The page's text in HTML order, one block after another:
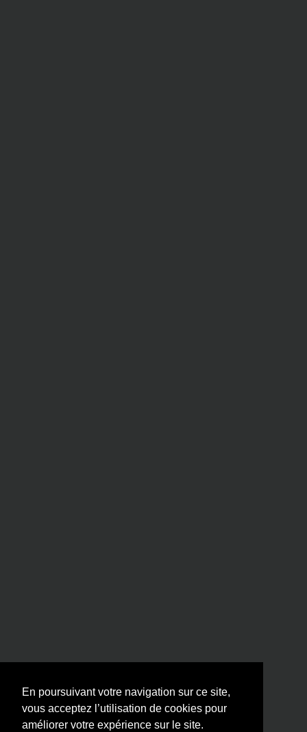
En poursuivant votre navigation sur ce site,
vous acceptez l’utilisation de cookies pour
améliorer votre expérience sur le site.